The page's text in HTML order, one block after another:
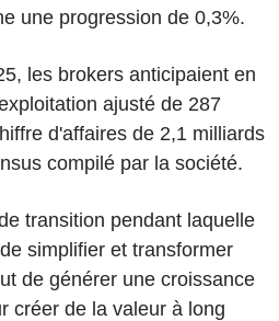
une progression de 0,3%.
les brokers anticipaient en
ajusté de 287
d'affaires de 2,1 milliards
compilé par la société.
transition pendant laquelle
simplifier et transformer
de générer une croissance
créer de la valeur à long